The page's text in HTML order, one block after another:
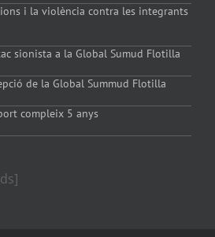
i la violència contra les integrants
sionista a la Global Sumud Flotilla
de la Global Summud Flotilla
compleix 5 anys